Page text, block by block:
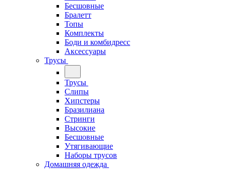
Бесшовные
Бралетт
Топы
Комплекты
Боди и комбидресс
Аксессуары
Трусы
Трусы
Слипы
Хипстеры
Бразилиана
Стринги
Высокие
Бесшовные
Утягивающие
Наборы трусов
Домашняя одежда